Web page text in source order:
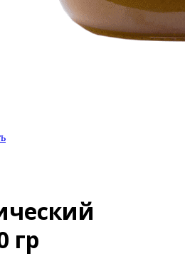
гр